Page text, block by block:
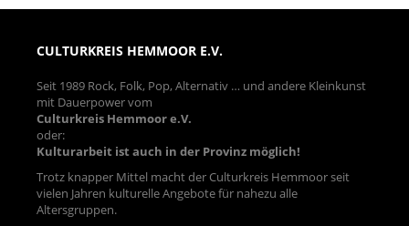
CULTURKREIS HEMMOOR E.V.
Seit 1989 Rock, Folk, Pop, Alternativ … und andere Kleinkunst
mit Dauerpower vom
Culturkreis Hemmoor e.V.
oder:
Kulturarbeit ist auch in der Provinz möglich!
Trotz knapper Mittel macht der Culturkreis Hemmoor seit
vielen Jahren kulturelle Angebote für nahezu alle
Altersgruppen.